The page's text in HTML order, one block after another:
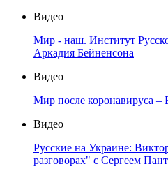
Видео
Мир - наш. Институт
Аркадия Бейненсона
Видео
Мир после коронавируса –
Видео
Русские на Украине:
разговорах" с Сергеем